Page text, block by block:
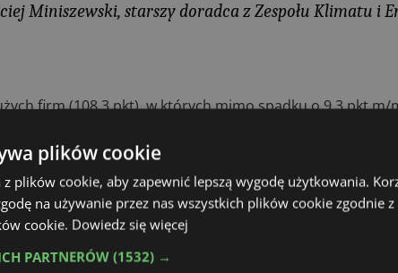
Miniszewski, starszy doradca z Zespołu Klimatu i
firm (108,3 pkt), w których mimo spadku o 9,3 pkt m/
średnich (92,4 pkt, spadek o 9 pkt m/m), małych (92,8
plików cookie
plików cookie, aby zapewnić lepszą wygodę użytkowania.
na używanie przez nas wszystkich plików cookie zgodnie
cookie. Dowiedz się więcej
PARTNERÓW (1532) →